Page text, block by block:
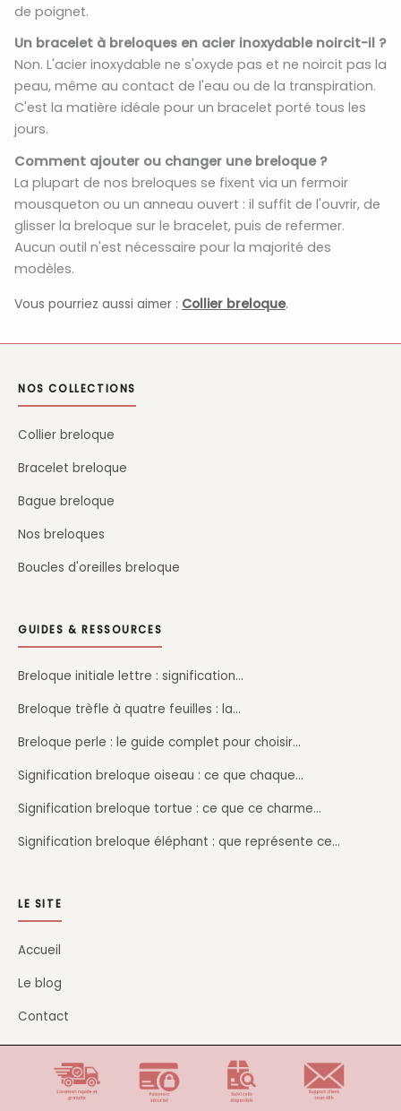
de poignet.
Un bracelet à breloques en acier inoxydable noircit-il ?
Non. L'acier inoxydable ne s'oxyde pas et ne noircit pas la
peau, même au contact de l'eau ou de la transpiration.
C'est la matière idéale pour un bracelet porté tous les
jours.
Comment ajouter ou changer une breloque ?
La plupart de nos breloques se fixent via un fermoir
mousqueton ou un anneau ouvert : il suffit de l'ouvrir, de
glisser la breloque sur le bracelet, puis de refermer.
Aucun outil n'est nécessaire pour la majorité des
modèles.
Vous pourriez aussi aimer : Collier breloque.
NOS COLLECTIONS
Collier breloque
Bracelet breloque
Bague breloque
Nos breloques
Boucles d'oreilles breloque
GUIDES & RESSOURCES
Breloque initiale lettre : signification…
Breloque trèfle à quatre feuilles : la…
Breloque perle : le guide complet pour choisir…
Signification breloque oiseau : ce que chaque…
Signification breloque tortue : ce que ce charme…
Signification breloque éléphant : que représente ce…
LE SITE
Accueil
Le blog
Contact